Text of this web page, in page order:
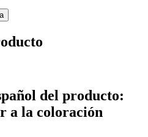
del producto:
a la coloración